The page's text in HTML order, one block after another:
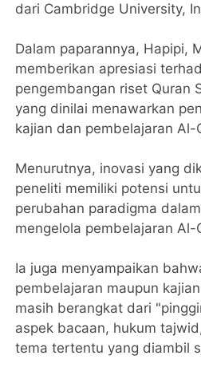
dari Cambridge University,
‎Dalam paparannya, Hapipi,
memberikan apresiasi
pengembangan riset Quran
yang dinilai menawarkan
kajian dan pembelajaran Al-
‎Menurutnya, inovasi yang
peneliti memiliki potensi
perubahan paradigma
mengelola pembelajaran Al-
‎Ia juga menyampaikan
pembelajaran maupun
masih berangkat dari
aspek bacaan, hukum
tema tertentu yang diambil